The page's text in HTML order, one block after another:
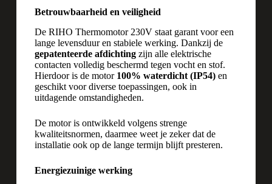
Betrouwbaarheid en veiligheid
De RIHO Thermomotor 230V staat garant voor een
lange levensduur en stabiele werking. Dankzij de
gepatenteerde afdichtingzijn alle elektrische
contacten volledig beschermd tegen vocht en stof.
Hierdoor is de motor 100% waterdicht (IP54)en
geschikt voor diverse toepassingen, ook in
uitdagende omstandigheden.
De motor is ontwikkeld volgens strenge
kwaliteitsnormen, daarmee weet je zeker dat de
installatie ook op de lange termijn blijft presteren.
Energiezuinige werking